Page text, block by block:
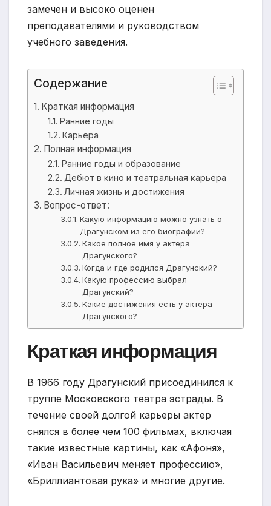
замечен и высоко оценен
преподавателями и руководством
учебного заведения.
Содержание
Краткая информация
Ранние годы
Карьера
Полная информация
Ранние годы и образование
Дебют в кино и театральная карьера
Личная жизнь и достижения
Вопрос-ответ:
Какую информацию можно узнать о
Драгунском из его биографии?
Какое полное имя у актера
Драгунского?
Когда и где родился Драгунский?
Какую профессию выбрал
Драгунский?
Какие достижения есть у актера
Драгунского?
Краткая информация
В 1966 году Драгунский присоединился к
труппе Московского театра эстрады. В
течение своей долгой карьеры актер
снялся в более чем 100 фильмах, включая
такие известные картины, как «Афоня»,
«Иван Васильевич меняет профессию»,
«Бриллиантовая рука» и многие другие.